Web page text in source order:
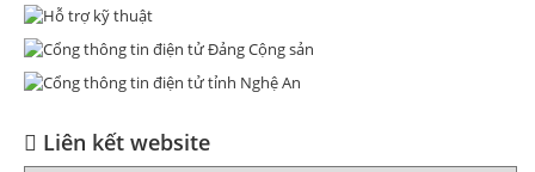
Liên kết website